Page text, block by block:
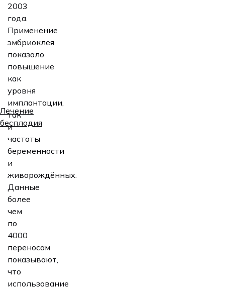
Лечение
бесплодия
2003
года.
Применение
эмбриоклея
показало
повышение
как
уровня
имплантации,
так
и
частоты
беременности
и
живорождённых.
Данные
более
чем
по
4000
переносам
показывают,
что
использование